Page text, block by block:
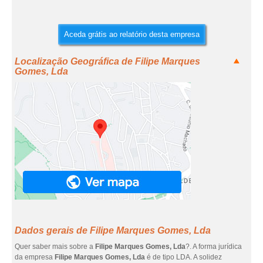
Aceda grátis ao relatório desta empresa
Localização Geográfica de Filipe Marques
Gomes, Lda
Dados gerais de Filipe Marques Gomes, Lda
Quer saber mais sobre a Filipe Marques Gomes, Lda?. A forma jurídica
da empresa Filipe Marques Gomes, Lda é de tipo LDA. A solidez